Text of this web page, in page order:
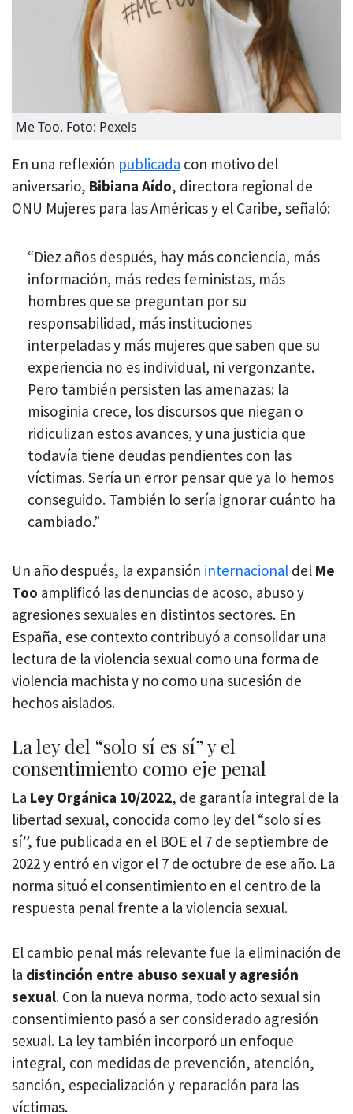
Me Too. Foto: Pexels
En una reflexión publicada con motivo del
aniversario, Bibiana Aído, directora regional de
ONU Mujeres para las Américas y el Caribe, señaló:
“Diez años después, hay más conciencia, más
información, más redes feministas, más
hombres que se preguntan por su
responsabilidad, más instituciones
interpeladas y más mujeres que saben que su
experiencia no es individual, ni vergonzante.
Pero también persisten las amenazas: la
misoginia crece, los discursos que niegan o
ridiculizan estos avances, y una justicia que
todavía tiene deudas pendientes con las
víctimas. Sería un error pensar que ya lo hemos
conseguido. También lo sería ignorar cuánto ha
cambiado.”
Un año después, la expansión internacional del Me
Too amplificó las denuncias de acoso, abuso y
agresiones sexuales en distintos sectores. En
España, ese contexto contribuyó a consolidar una
lectura de la violencia sexual como una forma de
violencia machista y no como una sucesión de
hechos aislados.
La ley del “solo sí es sí” y el
consentimiento como eje penal
La Ley Orgánica 10/2022, de garantía integral de la
libertad sexual, conocida como ley del “solo sí es
sí”, fue publicada en el BOE el 7 de septiembre de
2022 y entró en vigor el 7 de octubre de ese año. La
norma situó el consentimiento en el centro de la
respuesta penal frente a la violencia sexual.
El cambio penal más relevante fue la eliminación de
la distinción entre abuso sexual y agresión
sexual. Con la nueva norma, todo acto sexual sin
consentimiento pasó a ser considerado agresión
sexual. La ley también incorporó un enfoque
integral, con medidas de prevención, atención,
sanción, especialización y reparación para las
víctimas.